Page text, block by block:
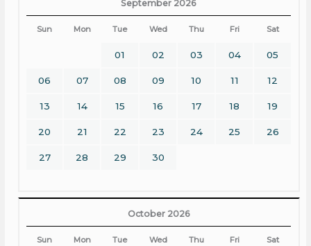
September 2026
Sun Mon Tue Wed Thu Fri Sat
01 02 03 04 05
06 07 08 09 10 11 12
13 14 15 16 17 18 19
20 21 22 23 24 25 26
27 28 29 30
October 2026
Sun Mon Tue Wed Thu Fri Sat